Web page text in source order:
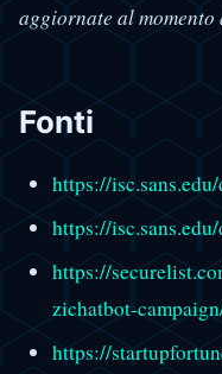
aggiornate al
Fonti
https://
https://
https://
zichatbot-
https://